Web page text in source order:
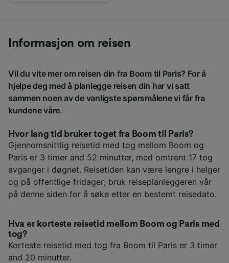
Informasjon om reisen
Vil du vite mer om reisen din fra Boom til Paris? For å
hjelpe deg med å planlegge reisen din har vi satt
sammen noen av de vanligste spørsmålene vi får fra
kundene våre.
Hvor lang tid bruker toget fra Boom til Paris?
Gjennomsnittlig reisetid med tog mellom Boom og
Paris er 3 timer and 52 minutter, med omtrent 17 tog
avganger i døgnet. Reisetiden kan være lengre i helger
og på offentlige fridager; bruk reiseplanleggeren vår
på denne siden for å søke etter en bestemt reisedato.
Hva er korteste reisetid mellom Boom og Paris med
tog?
Korteste reisetid med tog fra Boom til Paris er 3 timer
and 20 minutter.